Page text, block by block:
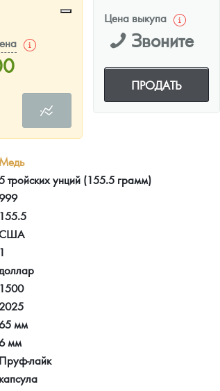
Цена выкупа
Звоните
ПРОДАТЬ
Медь
тройских унций (155.5 грамм)
155.5
1
1500
мм
мм
Пруф-лайк
капсула